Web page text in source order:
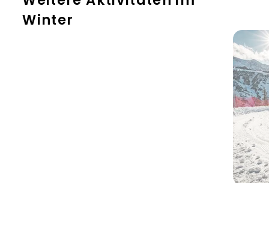
atemberaubenden Gipfelpanorama durch
die winterliche Landschaft und entdeckst
Winter